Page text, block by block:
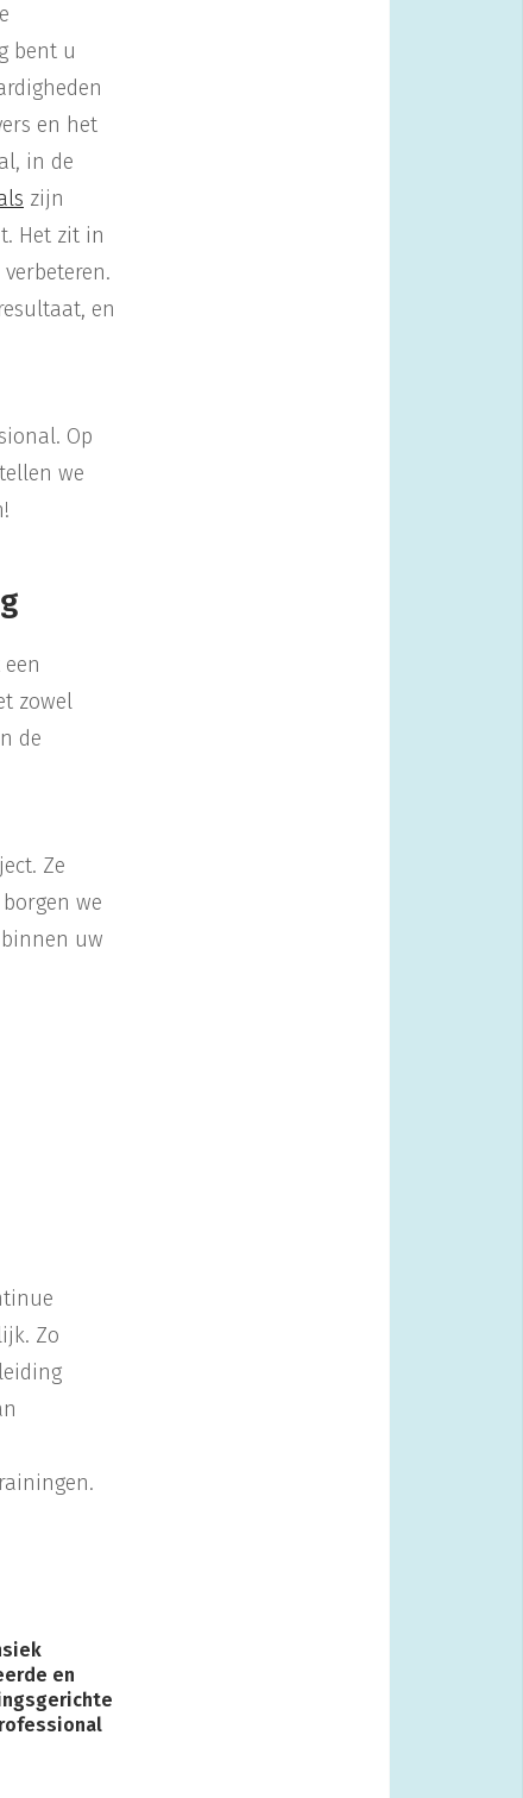
bent u
en het
in de
zijn
Het zit in
en
Op
we
zowel
de
Ze
we
uw
Zo
en